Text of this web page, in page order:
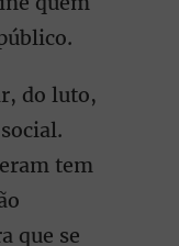
do luto,
tem
que se